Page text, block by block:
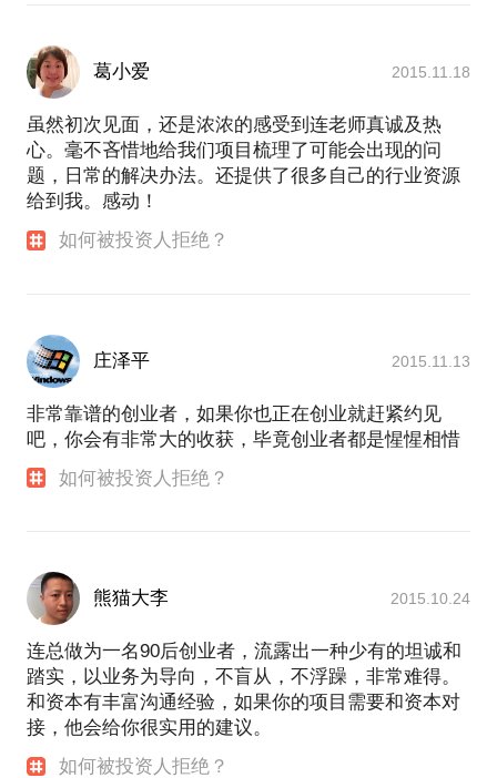
葛小爱 2015.11.18
虽然初次见面，还是浓浓的感受到连老师真诚及热
心。毫不吝惜地给我们项目梳理了可能会出现的问
题，日常的解决办法。还提供了很多自己的行业资源
给到我。感动！
如何被投资人拒绝？
庄泽平 2015.11.13
非常靠谱的创业者，如果你也正在创业就赶紧约见
吧，你会有非常大的收获，毕竟创业者都是惺惺相惜
如何被投资人拒绝？
熊猫大李 2015.10.24
连总做为一名90后创业者，流露出一种少有的坦诚和
踏实，以业务为导向，不盲从，不浮躁，非常难得。
和资本有丰富沟通经验，如果你的项目需要和资本对
接，他会给你很实用的建议。
如何被投资人拒绝？